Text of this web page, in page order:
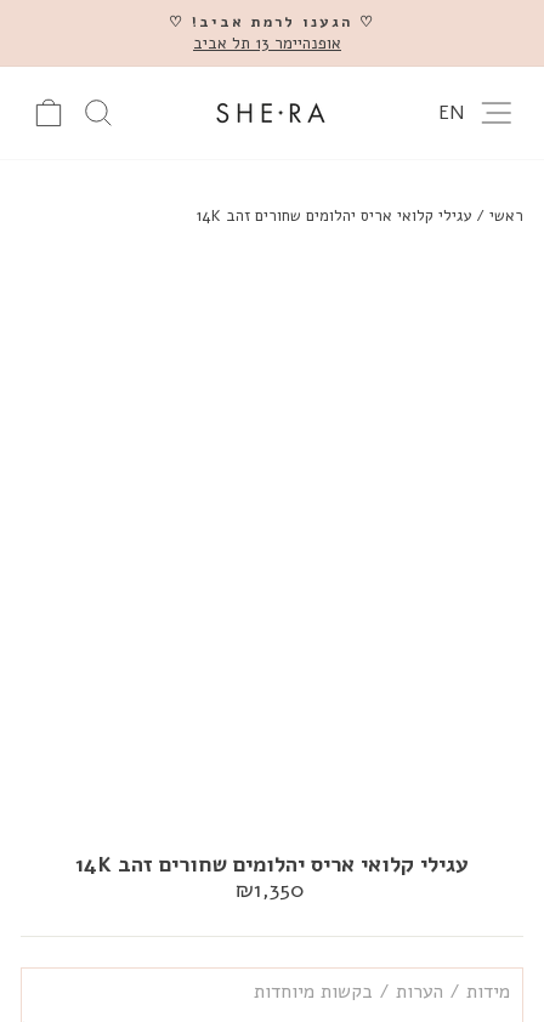
השהה
♡ הגענו לרמת אביב! ♡
אופנהיימר 13 תל אביב
ניווט באתר
EN חיפוש
ראשי / עגילי קלואי אריס יהלומים שחורים זהב 14K
עגילי קלואי אריס יהלומים שחורים זהב 14K
מחיר
₪1,350